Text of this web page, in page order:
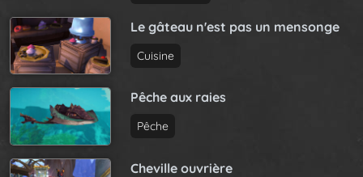
Le gâteau n'est pas un mensonge
Cuisine
Pêche aux raies
Pêche
Cheville ouvrière